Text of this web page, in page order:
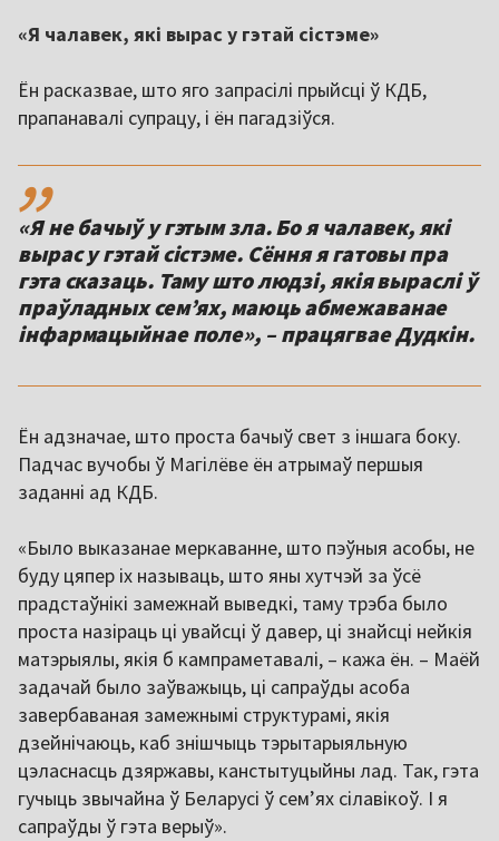
«Я чалавек, які вырас у гэтай сістэме»
Ён расказвае, што яго запрасілі прыйсці ў КДБ,
прапанавалі супрацу, і ён пагадзіўся.
,,
«Я не бачыў у гэтым зла. Бо я чалавек, які
вырас у гэтай сістэме. Сёння я гатовы пра
гэта сказаць. Таму што людзі, якія выраслі ў
праўладных сем’ях, маюць абмежаванае
інфармацыйнае поле», – працягвае Дудкін.
Ён адзначае, што проста бачыў свет з іншага боку.
Падчас вучобы ў Магілёве ён атрымаў першыя
заданні ад КДБ.
«Было выказанае меркаванне, што пэўныя асобы, не
буду цяпер іх называць, што яны хутчэй за ўсё
прадстаўнікі замежнай выведкі, таму трэба было
проста назіраць ці увайсці ў давер, ці знайсці нейкія
матэрыялы, якія б кампраметавалі, – кажа ён. – Маёй
задачай было заўважыць, ці сапраўды асоба
завербаваная замежнымі структурамі, якія
дзейнічаюць, каб знішчыць тэрытарыяльную
цэласнасць дзяржавы, канстытуцыйны лад. Так, гэта
гучыць звычайна ў Беларусі ў сем’ях сілавікоў. І я
сапраўды ў гэта верыў».